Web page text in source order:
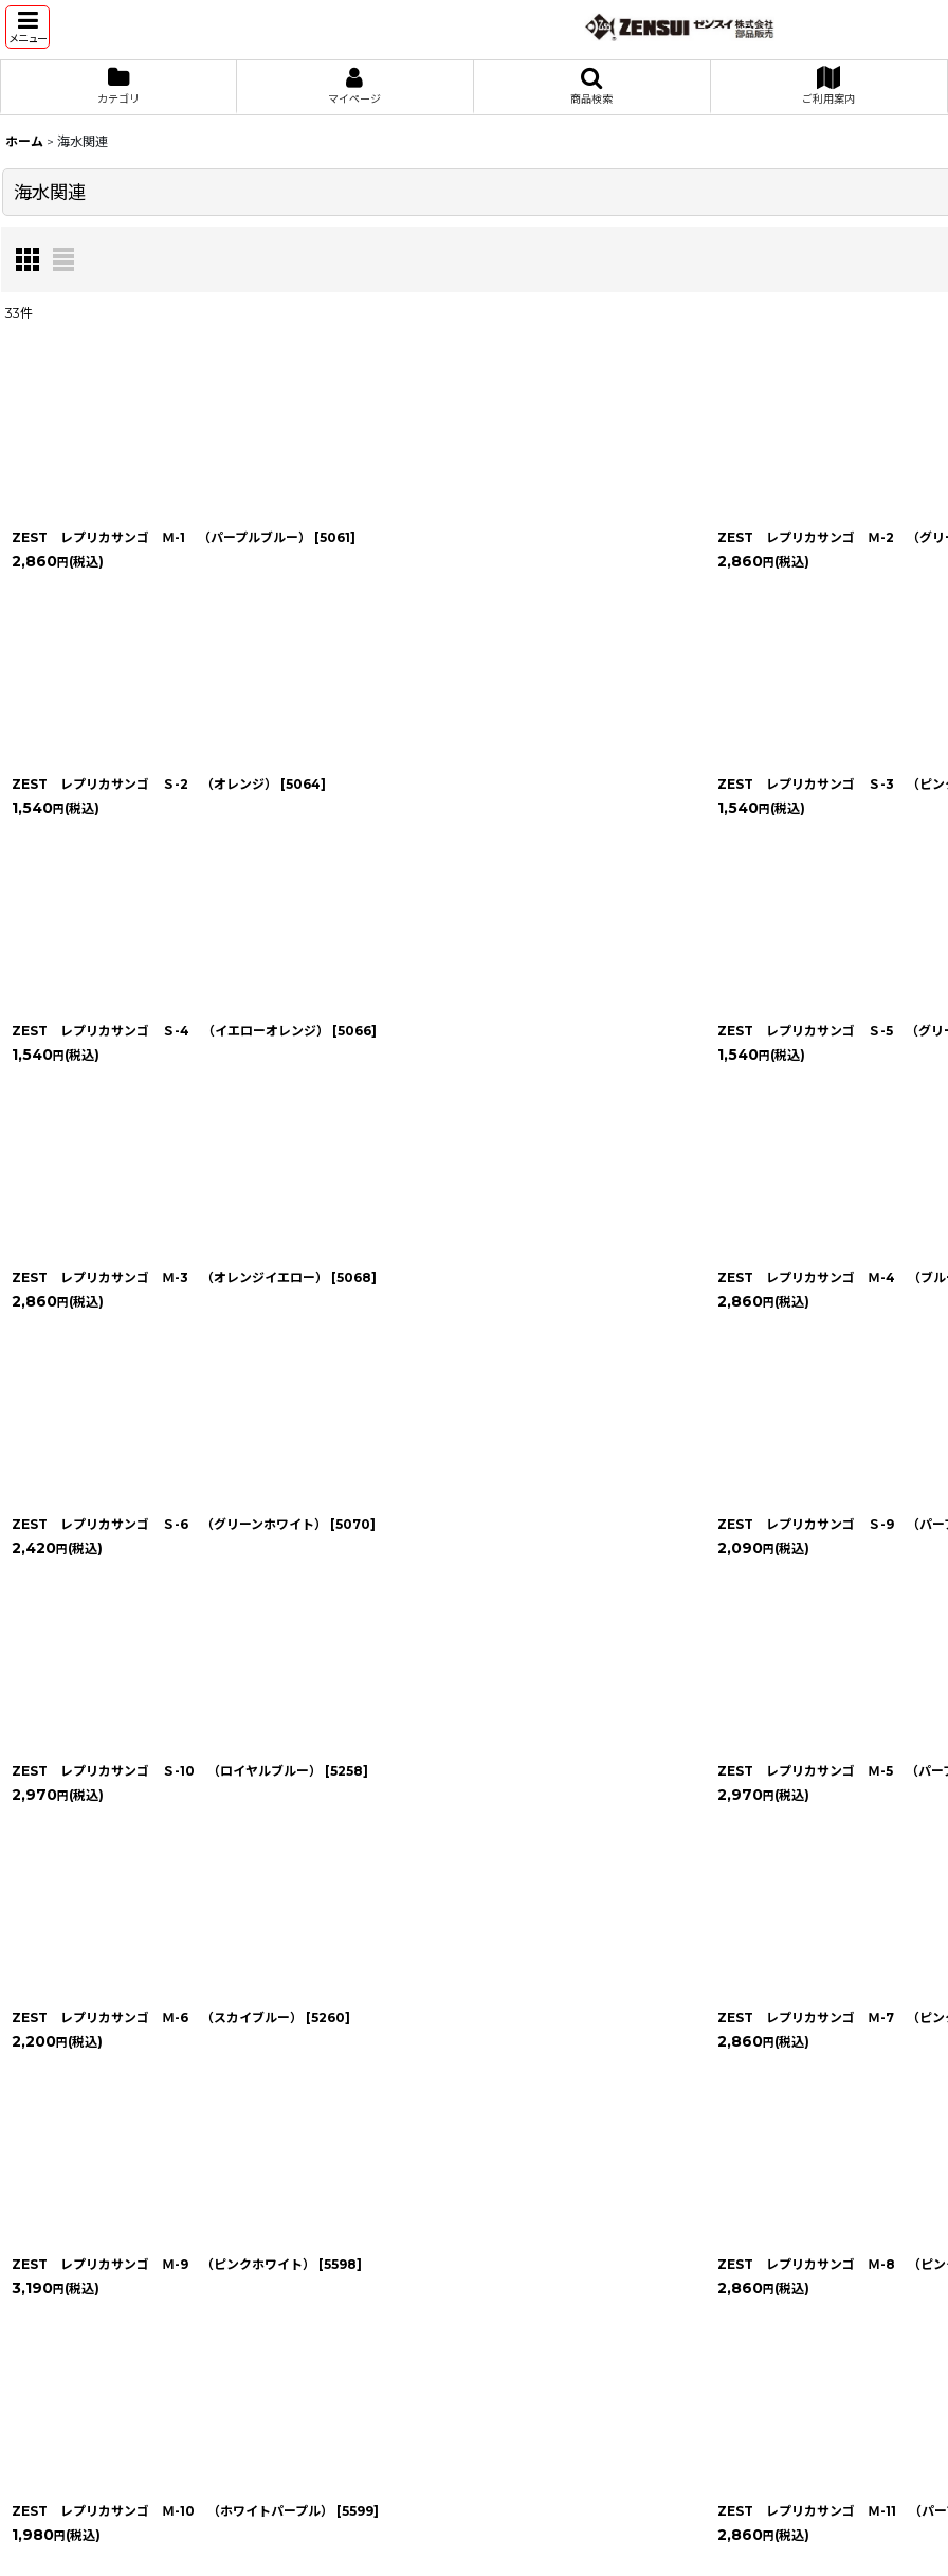
メニュー
カテゴリ マイページ 商品検索 ご利用案内
ホーム > 海水関連
海水関連
絞り込む
33件
ZEST レプリカサンゴ Ｍ-1 （パープルブルー） [5061]
2,860円 (税込)
ZEST レプリカサンゴ Ｍ-2 （グリー
2,860円 (税込)
ZEST レプリカサンゴ Ｓ-2 （オレンジ） [5064]
1,540円 (税込)
ZEST レプリカサンゴ Ｓ-3 （ピン
1,540円 (税込)
ZEST レプリカサンゴ Ｓ-4 （イエローオレンジ） [5066]
1,540円 (税込)
ZEST レプリカサンゴ Ｓ-5 （グリー
1,540円 (税込)
ZEST レプリカサンゴ Ｍ-3 （オレンジイエロー） [5068]
2,860円 (税込)
ZEST レプリカサンゴ Ｍ-4 （ブル
2,860円 (税込)
ZEST レプリカサンゴ Ｓ-6 （グリーンホワイト） [5070]
2,420円 (税込)
ZEST レプリカサンゴ Ｓ-9 （パープ
2,090円 (税込)
ZEST レプリカサンゴ Ｓ-10 （ロイヤルブルー） [5258]
2,970円 (税込)
ZEST レプリカサンゴ Ｍ-5 （パープ
2,970円 (税込)
ZEST レプリカサンゴ Ｍ-6 （スカイブルー） [5260]
2,200円 (税込)
ZEST レプリカサンゴ Ｍ-7 （ピンク
2,860円 (税込)
ZEST レプリカサンゴ Ｍ-9 （ピンクホワイト） [5598]
3,190円 (税込)
ZEST レプリカサンゴ Ｍ-8 （ピン
2,860円 (税込)
ZEST レプリカサンゴ Ｍ-10 （ホワイトパープル） [5599]
1,980円 (税込)
ZEST レプリカサンゴ Ｍ-11 （パー
2,860円 (税込)